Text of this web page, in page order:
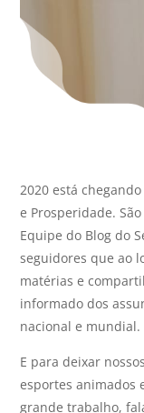
2020 está
e Prosperidade.
Equipe do Blog do
seguidores que ao
matérias e
informado dos
nacional e mundial.
E para deixar
esportes animados
grande trabalho,